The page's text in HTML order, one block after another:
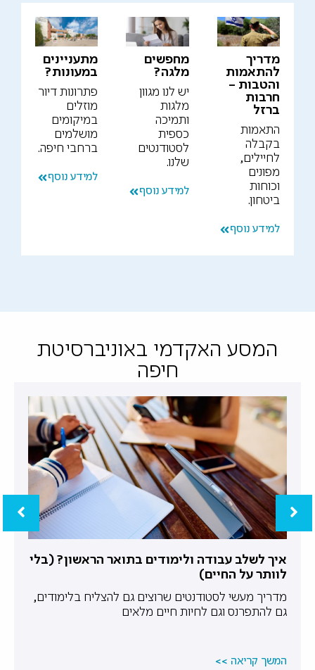
מדריך
להתאמות
והטבות –
חרבות
ברזל
התאמות
בקבלה
לחיילים,
מפונים
וכוחות
ביטחון.
למידע נוסף
מחפשים
מלגה?
יש לנו מגוון
מלגות
ותמיכה
כספית
לסטודנטים
שלנו.
למידע נוסף
מתעניינים
במעונות?
פתרונות דיור
מוזלים
במיקומים
מושלמים
ברחבי חיפה.
למידע נוסף
המסע האקדמי באוניברסיטת
חיפה
איך לשלב עבודה ולימודים בתואר הראשון? (בלי
לוותר על החיים)
מדריך מעשי לסטודנטים שרוצים גם להצליח בלימודים,
גם להתפרנס וגם לחיות חיים מלאים
המשך קריאה >>